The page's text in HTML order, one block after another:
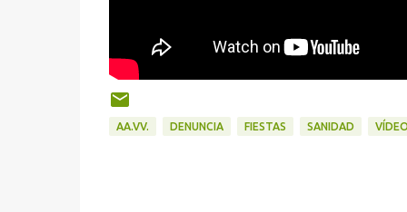
AA.VV. DENUNCIA FIESTAS SANIDAD